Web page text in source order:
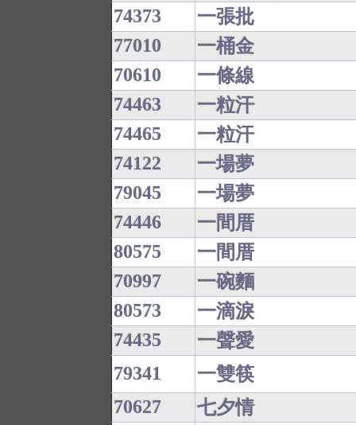
74373
一張批
77010
一桶金
70610
一條線
74463
一粒汗
74465
一粒汗
74122
一場夢
79045
一場夢
74446
一間厝
80575
一間厝
70997
一碗麵
80573
一滴淚
74435
一聲愛
79341
一雙筷
70627
七夕情